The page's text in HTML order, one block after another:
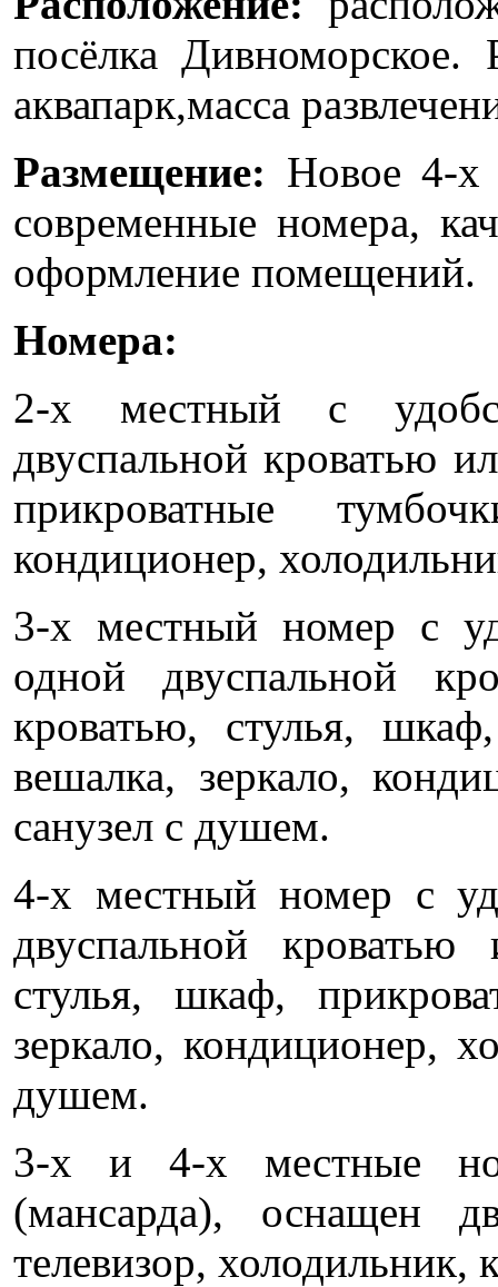
посёлка Дивноморское.
аквапарк,масса
Размещение: Новое 4-х
современные номера,
оформление помещений.
Номера:
2-х местный с
двуспальной кроватью
прикроватные
кондиционер,
3-х местный номер с
одной двуспальной
кроватью, стулья,
вешалка, зеркало,
санузел с душем.
4-х местный номер с
двуспальной
стулья, шкаф,
зеркало, кондиционер,
душем.
3-х и 4-х местные
(мансарда), оснащен
телевизор, холодильник,